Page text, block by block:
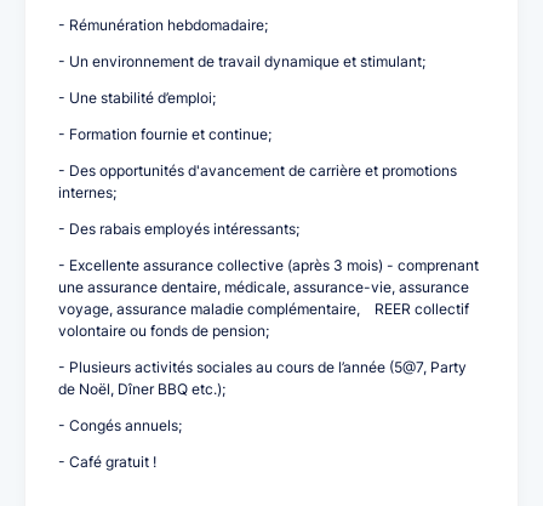
- Rémunération hebdomadaire;
- Un environnement de travail dynamique et stimulant;
- Une stabilité d’emploi;
- Formation fournie et continue;
- Des opportunités d'avancement de carrière et promotions
internes;
- Des rabais employés intéressants;
- Excellente assurance collective (après 3 mois) - comprenant
une assurance dentaire, médicale, assurance-vie, assurance
voyage, assurance maladie complémentaire, REER collectif
volontaire ou fonds de pension;
- Plusieurs activités sociales au cours de l’année (5@7, Party
de Noël, Dîner BBQ etc.);
- Congés annuels;
- Café gratuit !